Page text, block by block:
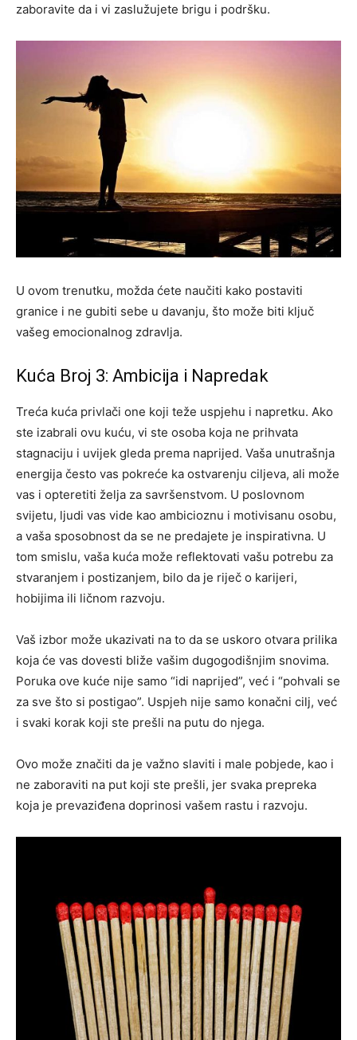
zaboravite da i vi zaslužujete brigu i podršku.
U ovom trenutku, možda ćete naučiti kako postaviti
granice i ne gubiti sebe u davanju, što može biti ključ
vašeg emocionalnog zdravlja.
Kuća Broj 3: Ambicija i Napredak
Treća kuća privlači one koji teže uspjehu i napretku. Ako
ste izabrali ovu kuću, vi ste osoba koja ne prihvata
stagnaciju i uvijek gleda prema naprijed. Vaša unutrašnja
energija često vas pokreće ka ostvarenju ciljeva, ali može
vas i opteretiti želja za savršenstvom. U poslovnom
svijetu, ljudi vas vide kao ambicioznu i motivisanu osobu,
a vaša sposobnost da se ne predajete je inspirativna. U
tom smislu, vaša kuća može reflektovati vašu potrebu za
stvaranjem i postizanjem, bilo da je riječ o karijeri,
hobijima ili ličnom razvoju.
Vaš izbor može ukazivati na to da se uskoro otvara prilika
koja će vas dovesti bliže vašim dugogodišnjim snovima.
Poruka ove kuće nije samo “idi naprijed”, već i “pohvali se
za sve što si postigao”. Uspjeh nije samo konačni cilj, već
i svaki korak koji ste prešli na putu do njega.
Ovo može značiti da je važno slaviti i male pobjede, kao i
ne zaboraviti na put koji ste prešli, jer svaka prepreka
koja je prevaziđena doprinosi vašem rastu i razvoju.